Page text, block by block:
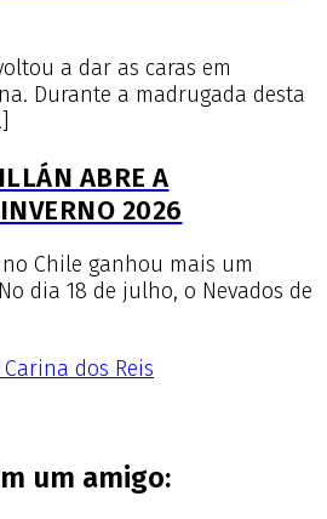
a dar as caras em
Durante a madrugada desta
ABRE A
2026
Chile ganhou mais um
dia 18 de julho, o Nevados de
dos Reis
um amigo: